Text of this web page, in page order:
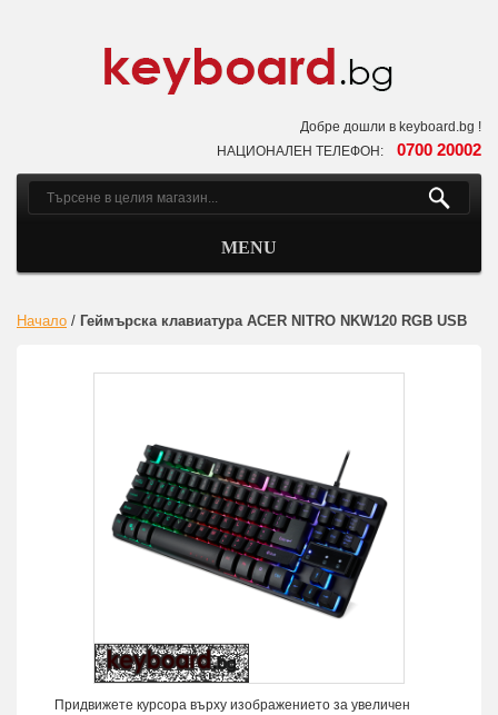
Добре дошли в keyboard.bg !
НАЦИОНАЛЕН ТЕЛЕФОН: 0700 20002
MENU
Начало / Геймърска клавиатура ACER NITRO NKW120 RGB USB
Придвижете курсора върху изображението за увеличен